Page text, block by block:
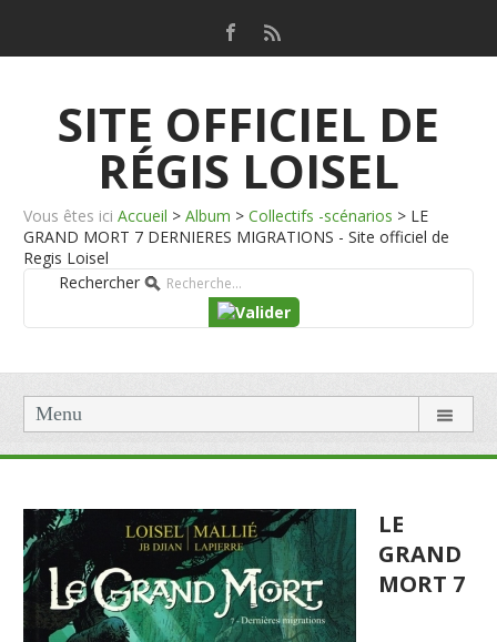
SITE OFFICIEL DE
RÉGIS LOISEL
Vous êtes ici Accueil > Album > Collectifs -scénarios > LE
GRAND MORT 7 DERNIERES MIGRATIONS - Site officiel de
Regis Loisel
Rechercher
Menu
LE
GRAND
MORT 7